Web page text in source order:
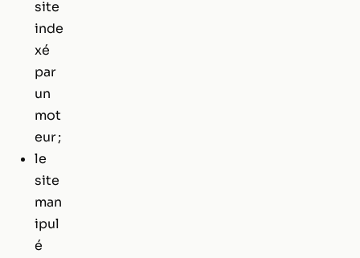
site
inde
xé
par
un
mot
eur ;
le
site
man
ipul
é